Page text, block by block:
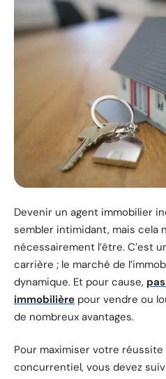
Devenir un agent immobilier
sembler intimidant, mais cela
nécessairement l’être. C’est
carrière ; le marché de
dynamique. Et pour cause,
immobilière pour vendre ou
de nombreux avantages.
Pour maximiser votre
concurrentiel, vous devez